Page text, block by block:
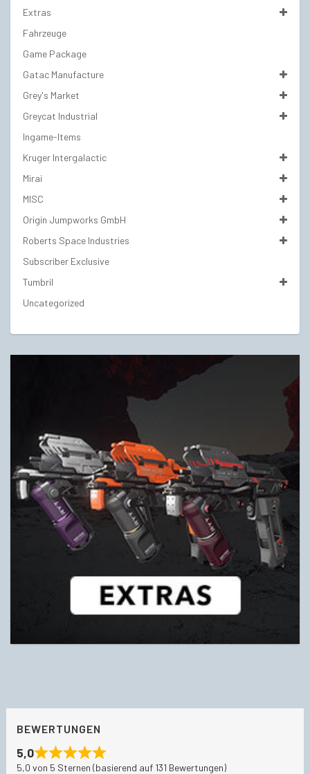
Extras
Fahrzeuge
Game Package
Gatac Manufacture
Grey's Market
Greycat Industrial
Ingame-Items
Kruger Intergalactic
Mirai
MISC
Origin Jumpworks GmbH
Roberts Space Industries
Subscriber Exclusive
Tumbril
Uncategorized
BEWERTUNGEN
5,0
5,0 von 5 Sternen (basierend auf 131 Bewertungen)